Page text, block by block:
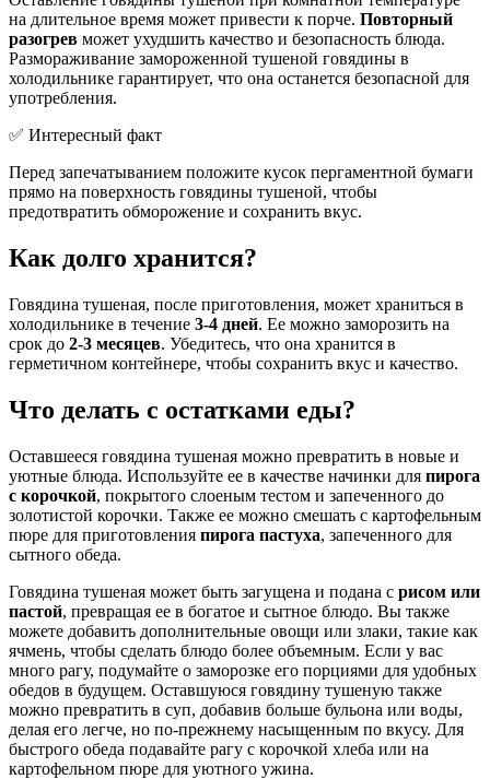
на длительное время может привести к порче. Повторный
разогрев может ухудшить качество и безопасность блюда.
Размораживание замороженной тушеной говядины в
холодильнике гарантирует, что она останется безопасной для
употребления.
✅ Интересный факт
Перед запечатыванием положите кусок пергаментной бумаги
прямо на поверхность говядины тушеной, чтобы
предотвратить обморожение и сохранить вкус.
Как долго хранится?
Говядина тушеная, после приготовления, может храниться в
холодильнике в течение 3-4 дней. Ее можно заморозить на
срок до 2-3 месяцев. Убедитесь, что она хранится в
герметичном контейнере, чтобы сохранить вкус и качество.
Что делать с остатками еды?
Оставшееся говядина тушеная можно превратить в новые и
уютные блюда. Используйте ее в качестве начинки для пирога
с корочкой, покрытого слоеным тестом и запеченного до
золотистой корочки. Также ее можно смешать с картофельным
пюре для приготовления пирога пастуха, запеченного для
сытного обеда.
Говядина тушеная может быть загущена и подана с рисом или
пастой, превращая ее в богатое и сытное блюдо. Вы также
можете добавить дополнительные овощи или злаки, такие как
ячмень, чтобы сделать блюдо более объемным. Если у вас
много рагу, подумайте о заморозке его порциями для удобных
обедов в будущем. Оставшуюся говядину тушеную также
можно превратить в суп, добавив больше бульона или воды,
делая его легче, но по-прежнему насыщенным по вкусу. Для
быстрого обеда подавайте рагу с корочкой хлеба или на
картофельном пюре для уютного ужина.